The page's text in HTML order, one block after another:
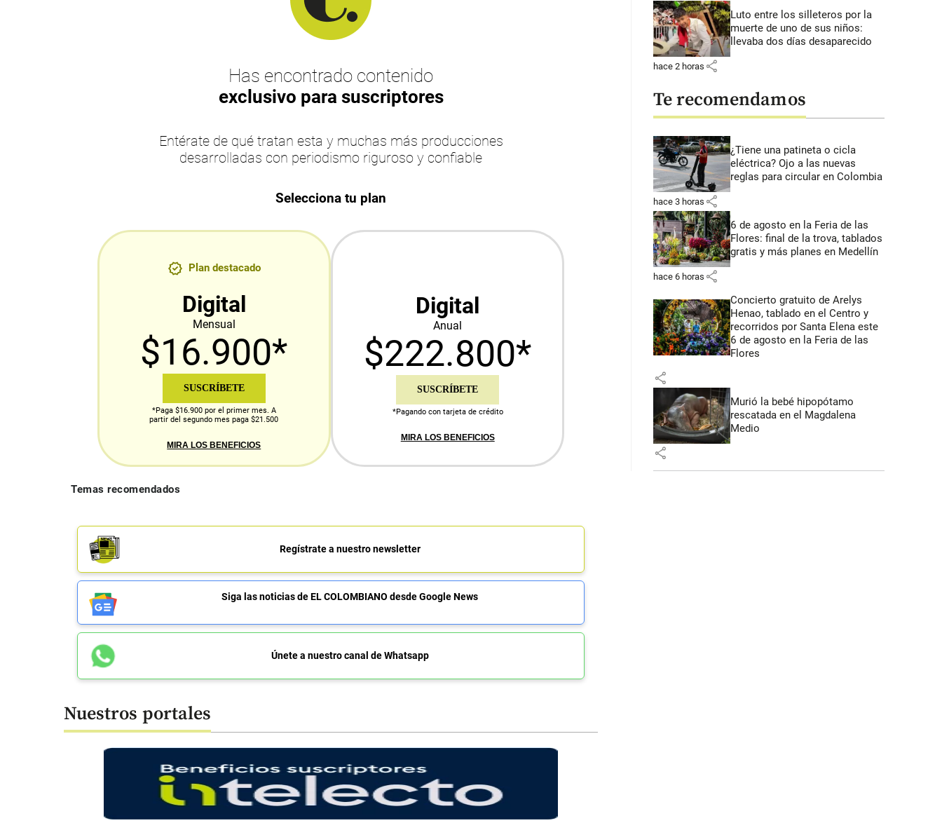
Has encontrado contenido
exclusivo para suscriptores
Entérate de qué tratan esta y muchas más producciones
desarrolladas con periodismo riguroso y confiable
Selecciona tu plan
Plan destacado
Digital
Mensual
$16.900*
SUSCRÍBETE
*Paga $16.900 por el primer mes. A
partir del segundo mes paga $21.500
MIRA LOS BENEFICIOS
Digital
Anual
$222.800*
SUSCRÍBETE
*Pagando con tarjeta de crédito
MIRA LOS BENEFICIOS
Temas recomendados
Regístrate a nuestro newsletter
Siga las noticias de EL COLOMBIANO desde Google News
Únete a nuestro canal de Whatsapp
Nuestros portales
Luto entre los silleteros por la
muerte de uno de sus niños:
llevaba dos días desaparecido
hace 2 horas share
Te recomendamos
¿Tiene una patineta o cicla
eléctrica? Ojo a las nuevas
reglas para circular en Colombia
hace 3 horas share
6 de agosto en la Feria de las
Flores: final de la trova, tablados
gratis y más planes en Medellín
hace 6 horas share
Concierto gratuito de Arelys
Henao, tablado en el Centro y
recorridos por Santa Elena este
6 de agosto en la Feria de las
Flores
share
Murió la bebé hipopótamo
rescatada en el Magdalena
Medio
share